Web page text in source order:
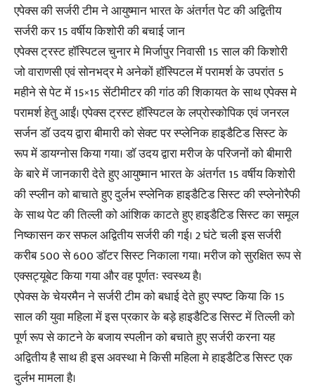
एपेक्स की सर्जरी टीम ने आयुष्मान भारत के अंतर्गत पेट की अद्वितीय
सर्जरी कर 15 वर्षीय किशोरी की बचाई जान
एपेक्स ट्रस्ट हॉस्पिटल चुनार मे मिर्जापुर निवासी 15 साल की किशोरी
जो वाराणसी एवं सोनभद्र मे अनेकों हॉस्पिटल में परामर्श के उपरांत 5
महीने से पेट में 15×15 सेंटीमीटर की गांठ की शिकायत के साथ एपेक्स मे
परामर्श हेतु आईं। एपेक्स ट्रस्ट हॉस्पिटल के लप्रोस्कोपिक एवं जनरल
सर्जन डॉ उदय द्वारा बीमारी को सेक्ट पर स्प्लेनिक हाइडैटिड सिस्ट के
रूप में डायग्नोस किया गया। डॉ उदय द्वारा मरीज के परिजनों को बीमारी
के बारे में जानकारी देते हुए आयुष्मान भारत के अंतर्गत 15 वर्षीय किशोरी
की स्प्लीन को बाचाते हुए दुर्लभ स्प्लेनिक हाइडैटिड सिस्ट की स्प्लेनोरैफी
के साथ पेट की तिल्ली को आंशिक काटते हुए हाइडैटिड सिस्ट का समूल
निष्कासन कर सफल अद्वितीय सर्जरी की गई। 2 घंटे चली इस सर्जरी
करीब 500 से 600 डॉटर सिस्ट निकाला गया। मरीज को सुरक्षित रूप से
एक्सट्यूबेट किया गया और वह पूर्णतः स्वस्थ्य है।
एपेक्स के चेयरमैन ने सर्जरी टीम को बधाई देते हुए स्पष्ट किया कि 15
साल की युवा महिला में इस प्रकार के बड़े हाइडैटिड सिस्ट में तिल्ली को
पूर्ण रूप से काटने के बजाय स्पलीन को बचाते हुए सर्जरी करना यह
अद्वितीय है साथ ही इस अवस्था मे किसी महिला मे हाइडैटिड सिस्ट एक
दुर्लभ मामला है।